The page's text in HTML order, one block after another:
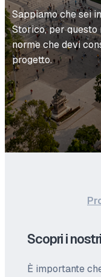
Sappiamo che sei
Storico, per
norme che devi
progetto.
Scopri i
È importante